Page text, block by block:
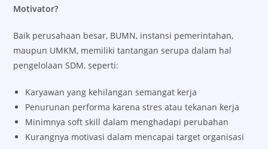
Motivator?
Baik perusahaan besar, BUMN, instansi pemerintahan,
maupun UMKM, memiliki tantangan serupa dalam hal
pengelolaan SDM, seperti:
Karyawan yang kehilangan semangat kerja
Penurunan performa karena stres atau tekanan kerja
Minimnya soft skill dalam menghadapi perubahan
Kurangnya motivasi dalam mencapai target organisasi